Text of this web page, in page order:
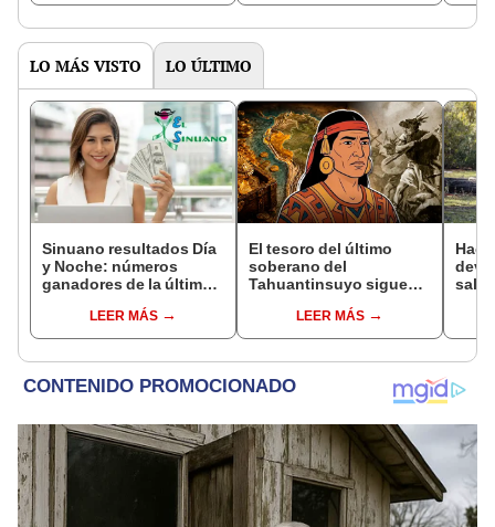
criminalidad
narcotraficantes en
LO MÁS VISTO LO ÚLTIMO
Sinuano resultados Día
y Noche: números
ganadores de la última
HOY miércoles 5 de
agosto
LEER MÁS
El tesoro del último
soberano del
Tahuantinsuyo sigue
años: un documental
plantea una nueva
LEER MÁS
de